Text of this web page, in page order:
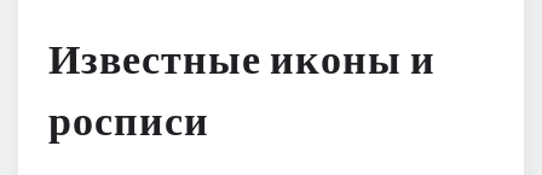
Известные иконы и
росписи